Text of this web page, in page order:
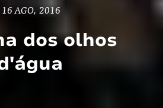
16 AGO, 2016
dos olhos